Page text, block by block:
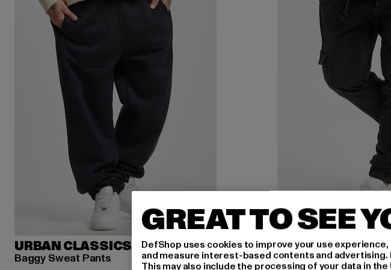
URBAN CLASSICS
Baggy Sweat Pants
2Y PREMIUM
Finley
GREAT TO SEE
DefShop uses cookies to improve your use
and measure interest-based contents and
This may also include the processing of your data in